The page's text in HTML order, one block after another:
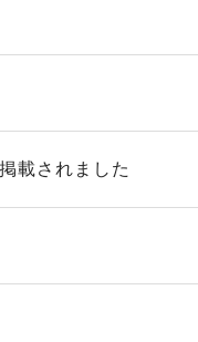
載されました